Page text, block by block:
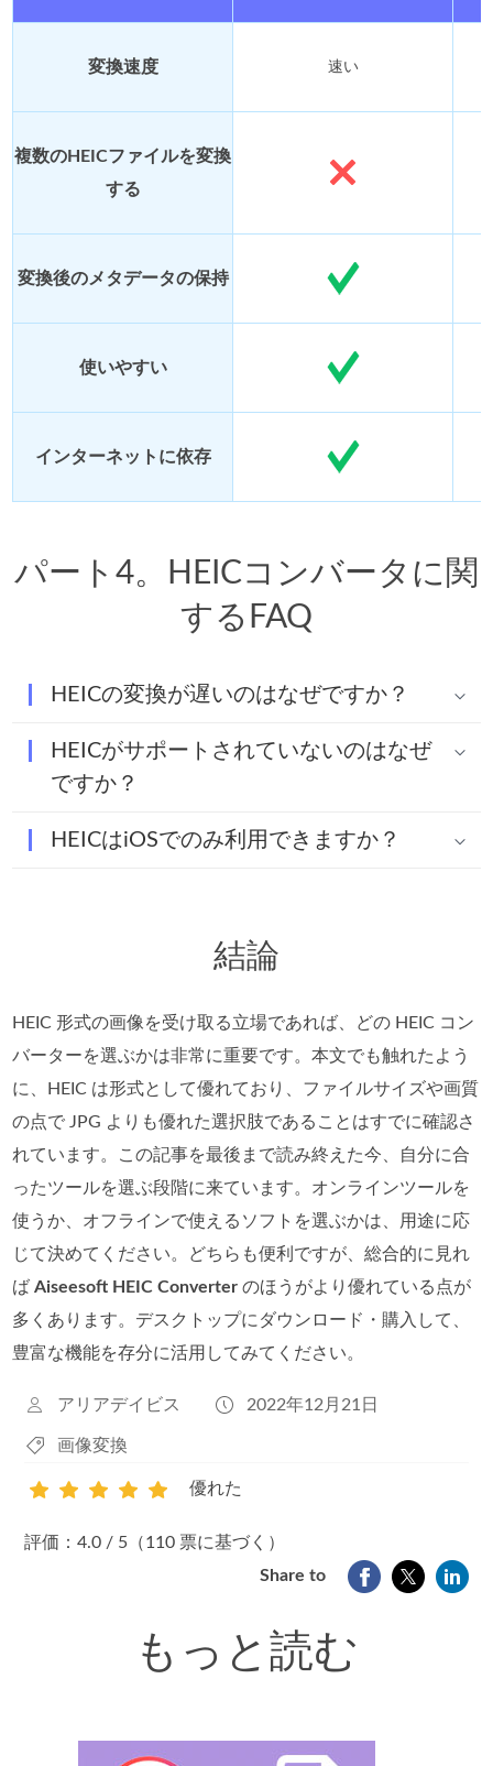
変換速度 速い
複数のHEICファイルを変換
する
変換後のメタデータの保持
使いやすい
インターネットに依存
パート4。HEICコンバータに関
するFAQ
HEICの変換が遅いのはなぜですか？
HEICがサポートされていないのはなぜ
ですか？
HEICはiOSでのみ利用できますか？
結論
HEIC 形式の画像を受け取る立場であれば、どの HEIC コン
バーターを選ぶかは非常に重要です。本文でも触れたよう
に、HEIC は形式として優れており、ファイルサイズや画質
の点で JPG よりも優れた選択肢であることはすでに確認さ
れています。この記事を最後まで読み終えた今、自分に合
ったツールを選ぶ段階に来ています。オンラインツールを
使うか、オフラインで使えるソフトを選ぶかは、用途に応
じて決めてください。どちらも便利ですが、総合的に見れ
ばAiseesoft HEIC Converter のほうがより優れている点が
多くあります。デスクトップにダウンロード・購入して、
豊富な機能を存分に活用してみてください。
アリアデイビス 2022年12月21日
画像変換
1 2
優れた
評価：4.0 / 5（110 票に基づく）
Share to
もっと読む